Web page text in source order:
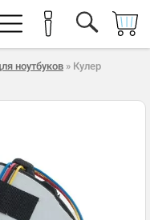
ноутбуков » Кулер